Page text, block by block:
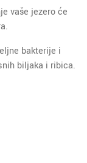
vaše jezero će
bakterije i
biljaka i ribica.